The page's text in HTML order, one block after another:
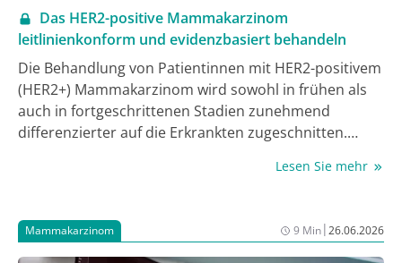
Das HER2-positive Mammakarzinom
leitlinienkonform und evidenzbasiert behandeln
Die Behandlung von Patientinnen mit HER2-positivem
(HER2+) Mammakarzinom wird sowohl in frühen als
auch in fortgeschrittenen Stadien zunehmend
differenzierter auf die Erkrankten zugeschnitten.
Konjugat Trastuzumab Emtansin (T-DM1) und die
Trastuzumab gehören auch in einer sich rasch weiter
entwickelnden Therapielandschaft zu den derzeitigen
Lesen Sie mehr
Mammakarzinom 9 Min|26.06.2026